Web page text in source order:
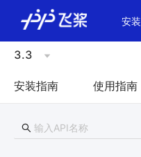
安装
3.3
安装指南 使用指南